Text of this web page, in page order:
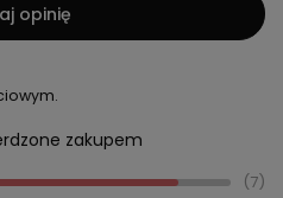
opinię
zakupem
7